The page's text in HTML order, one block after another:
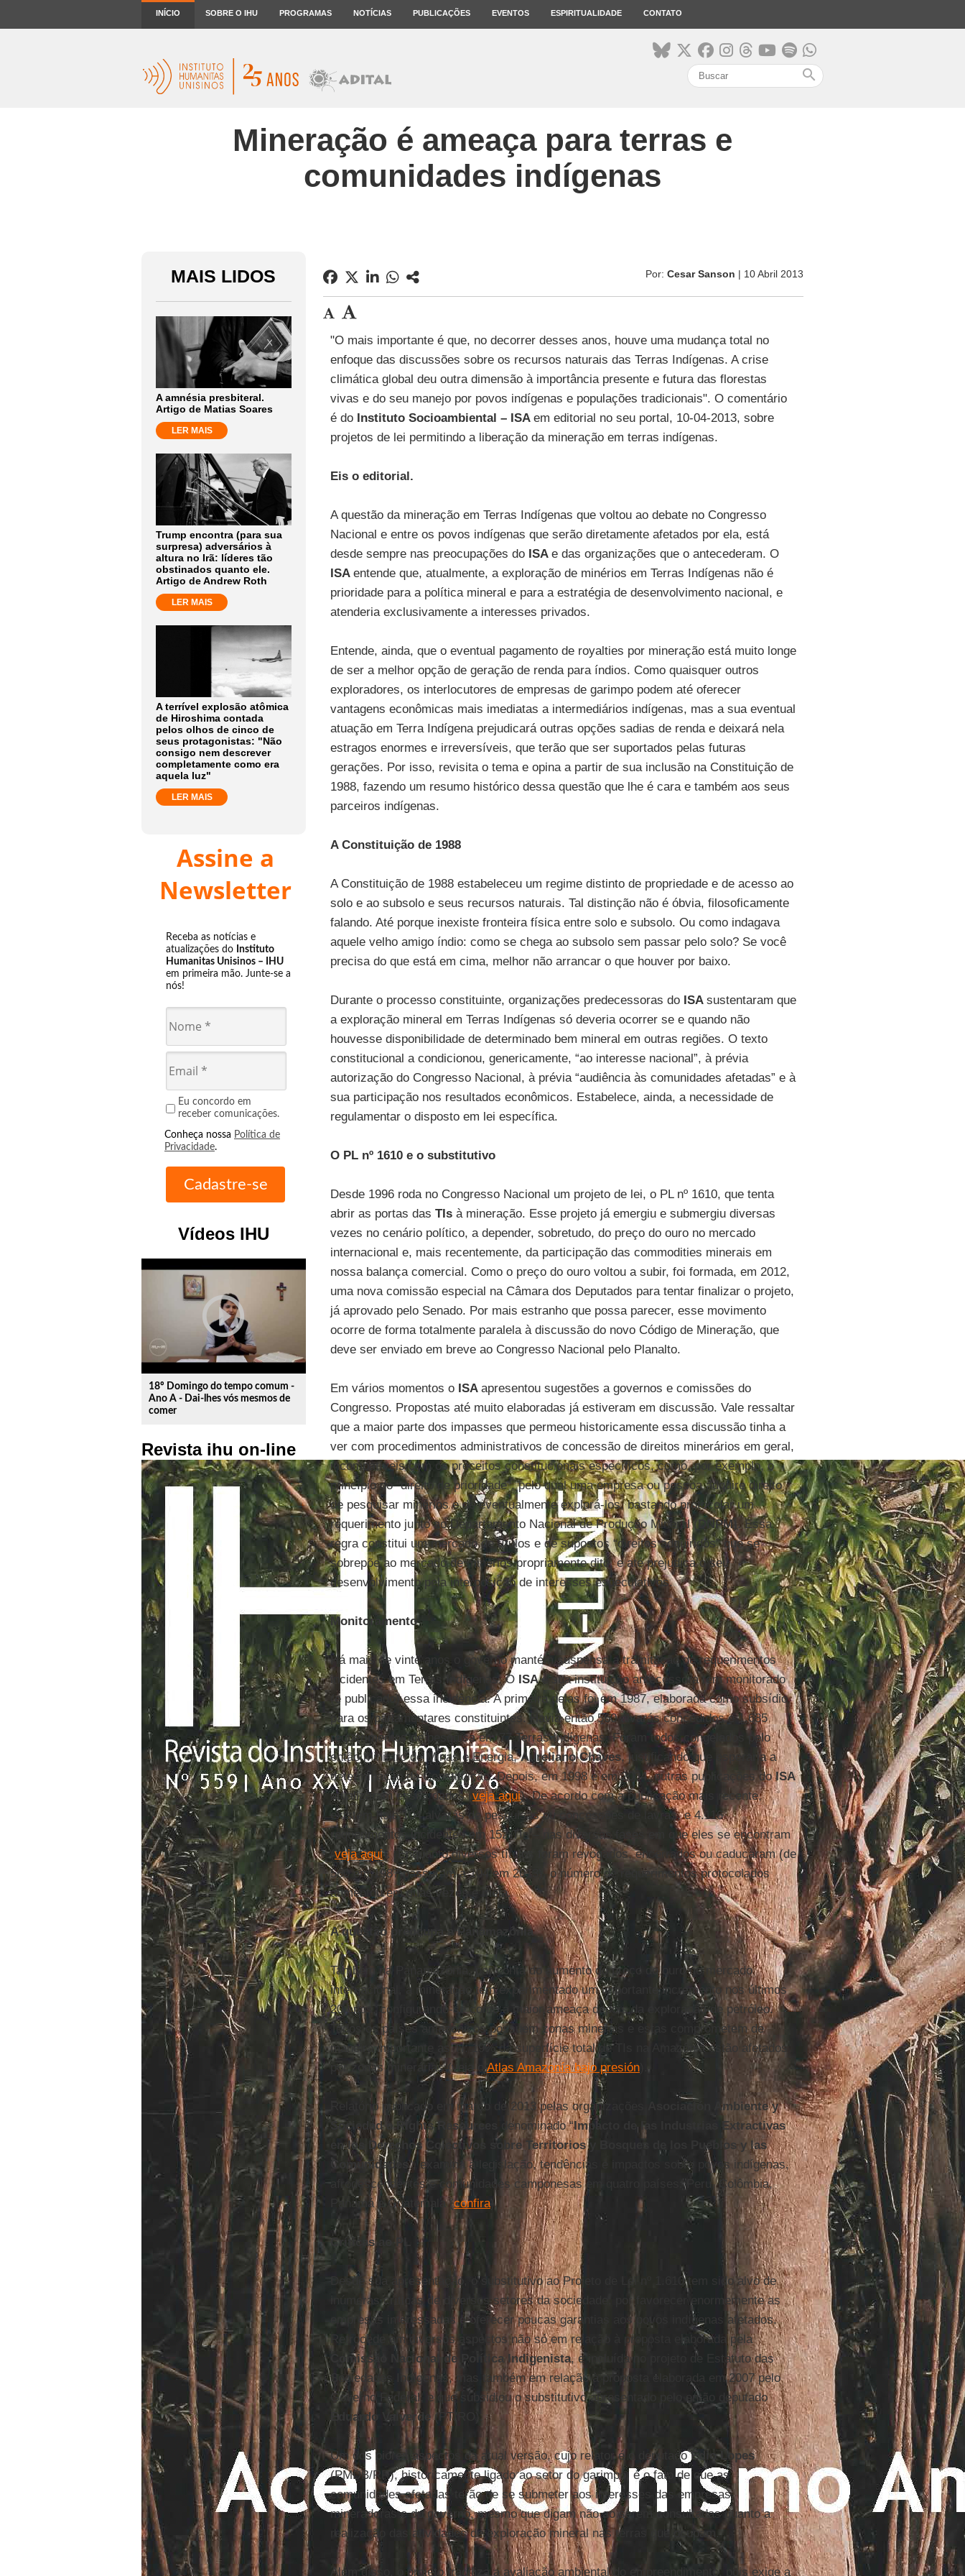
INÍCIO SOBRE O IHU PROGRAMAS NOTÍCIAS PUBLICAÇÕES EVENTOS ESPIRITUALIDADE CONTATO
search
Mineração é ameaça para terras e
comunidades indígenas
MAIS LIDOS
A amnésia presbiteral.
Artigo de Matias Soares
LER MAIS
Trump encontra (para sua
surpresa) adversários à
altura no Irã: líderes tão
obstinados quanto ele.
Artigo de Andrew Roth
LER MAIS
A terrível explosão atômica
de Hiroshima contada
pelos olhos de cinco de
seus protagonistas: "Não
consigo nem descrever
completamente como era
aquela luz"
LER MAIS
Assine a
Newsletter
Receba as notícias e
atualizações do Instituto
Humanitas Unisinos – IHU
em primeira mão. Junte-se a
nós!
Eu concordo em
receber comunicações.
Conheça nossa Política de
Privacidade.
Vídeos IHU
play_circle_outline
18º Domingo do tempo comum -
Ano A - Dai-lhes vós mesmos de
comer
Revista ihu on-line
Por: Cesar Sanson | 10 Abril 2013
"O mais importante é que, no decorrer desses anos, houve uma mudança total no
enfoque das discussões sobre os recursos naturais das Terras Indígenas. A crise
climática global deu outra dimensão à importância presente e futura das florestas
vivas e do seu manejo por povos indígenas e populações tradicionais". O comentário
é do Instituto Socioambiental – ISA em editorial no seu portal, 10-04-2013, sobre
projetos de lei permitindo a liberação da mineração em terras indígenas.
Eis o editorial.
A questão da mineração em Terras Indígenas que voltou ao debate no Congresso
Nacional e entre os povos indígenas que serão diretamente afetados por ela, está
desde sempre nas preocupações do ISA e das organizações que o antecederam. O
ISA entende que, atualmente, a exploração de minérios em Terras Indígenas não é
prioridade para a política mineral e para a estratégia de desenvolvimento nacional, e
atenderia exclusivamente a interesses privados.
Entende, ainda, que o eventual pagamento de royalties por mineração está muito longe
de ser a melhor opção de geração de renda para índios. Como quaisquer outros
exploradores, os interlocutores de empresas de garimpo podem até oferecer
vantagens econômicas mais imediatas a intermediários indígenas, mas a sua eventual
atuação em Terra Indígena prejudicará outras opções sadias de renda e deixará nela
estragos enormes e irreversíveis, que terão que ser suportados pelas futuras
gerações. Por isso, revisita o tema e opina a partir de sua inclusão na Constituição de
1988, fazendo um resumo histórico dessa questão que lhe é cara e também aos seus
parceiros indígenas.
A Constituição de 1988
A Constituição de 1988 estabeleceu um regime distinto de propriedade e de acesso ao
solo e ao subsolo e seus recursos naturais. Tal distinção não é óbvia, filosoficamente
falando. Até porque inexiste fronteira física entre solo e subsolo. Ou como indagava
aquele velho amigo índio: como se chega ao subsolo sem passar pelo solo? Se você
precisa do que está em cima, melhor não arrancar o que houver por baixo.
Durante o processo constituinte, organizações predecessoras do ISA sustentaram que
a exploração mineral em Terras Indígenas só deveria ocorrer se e quando não
houvesse disponibilidade de determinado bem mineral em outras regiões. O texto
constitucional a condicionou, genericamente, “ao interesse nacional”, à prévia
autorização do Congresso Nacional, à prévia “audiência às comunidades afetadas” e à
sua participação nos resultados econômicos. Estabelece, ainda, a necessidade de
regulamentar o disposto em lei específica.
O PL nº 1610 e o substitutivo
Desde 1996 roda no Congresso Nacional um projeto de lei, o PL nº 1610, que tenta
abrir as portas das TIs à mineração. Esse projeto já emergiu e submergiu diversas
vezes no cenário político, a depender, sobretudo, do preço do ouro no mercado
internacional e, mais recentemente, da participação das commodities minerais em
nossa balança comercial. Como o preço do ouro voltou a subir, foi formada, em 2012,
uma nova comissão especial na Câmara dos Deputados para tentar finalizar o projeto,
já aprovado pelo Senado. Por mais estranho que possa parecer, esse movimento
ocorre de forma totalmente paralela à discussão do novo Código de Mineração, que
deve ser enviado em breve ao Congresso Nacional pelo Planalto.
Em vários momentos o ISA apresentou sugestões a governos e comissões do
Congresso. Propostas até muito elaboradas já estiveram em discussão. Vale ressaltar
que a maior parte dos impasses que permeou historicamente essa discussão tinha a
ver com procedimentos administrativos de concessão de direitos minerários em geral,
incompatíveis com os preceitos constitucionais específicos, como, por exemplo, o
princípio do “direito de prioridade”, pelo qual uma empresa ou pessoa adquire direito
de pesquisar minérios e de eventualmente explorá-los, bastando protocolar um
requerimento junto ao Departamento Nacional de Produção Mineral (DNPM). Essa
regra constitui um mercado de títulos e de supostos “direitos adquiridos” que se
sobrepõe ao mercado de minérios propriamente dito, e até prejudica o seu
desenvolvimento pela interposição de interesses especulativos.
Monitoramento
Há mais de vinte anos o governo mantém suspensa a tramitação de requerimentos
incidentes em Terras Indígenas. O ISAe sua instituição antecessora tem monitorado
(e publicado) essa incidência. A primeira delas foi em 1987, elaborada como subsídio
para os parlamentares constituintes. Havia então 560 alvarás concedidos e 1.685
requerimentos de pesquisa em 77 Terras Indígenas. Foram todos congelados pelo
então ministro de Minas e Energia,Aureliano Chaves, justificando que esperaria a
determinação da Constituição. Depois, em 1998 e em 2004, outras publicações doISA
atualizaram esses dados ( veja aqui). De acordo com a publicação mais recente,
existem hoje 104 alvarás de pesquisas ou concessões de lavras, e 4.116
requerimentos incidentes em 152 TIs – nas diversas fases em que eles se encontram
(veja aqui). Enquanto diversos títulos foram revogados, encerrados ou caducaram (de
560 em 1987 passaram a 104 em 2013), o número de requerimentos protocolados
aumentou em duas vezes e meia.
A questão preocupa a Panamazônia
Também na Panamazônia, por conta do aumento do preço do ouro no mercado
internacional, a mineração tem experimentado um importante incremento nos últimos
20 anos, configurando-se como a maior ameaça depois da exploração de petróleo.
Todos os países amazônicos possuem zonas minerais e estas comprometem de
maneira importante as TI: 19% da superfície total de TIs na Amazônia estão afetados
por zonas minerárias (veja oAtlas Amazonía bajo presión).
Relatório publicado em março de 2013 pelas organizações
Asociación Ambiente y
Sociedad e Rights Resources
denominado “Impacto de las Industrias Extractivas
en los Derechos Colectivos sobre Territorios y Bosques de los Pueblos y las
Comunidades”, examina a legislação, tendências e impactos sobre povos indígenas,
afrodescendentes e comunidades camponesas em quatro países: Peru, Colômbia,
Panamá e Guatemala (confira).
Críticas ao PL
Desde sua apresentação, o substitutivo ao Projeto de Lei nº 1.610 tem sido alvo de
inúmeras críticas de diversos setores da sociedade, por favorecer enormemente as
empresas interessadas e oferecer poucas garantias aos povos indígenas afetados.
Retrocede em diversos aspectos não só em relação à proposta elaborada pela
Comissão Nacional de Política Indigenista, e incluída no projeto de Estatuto das
Sociedades Indígenas, mas também em relação à proposta elaborada em 2007 pelo
Governo Federal, e que subsidiou o substitutivo apresentado pelo então deputado
Eduardo Valverde(PT/RO).
Um dos piores aspectos da atual versão, cujo relator é o deputadoÉdio Lopes
(PMDB/RR), historicamente ligado ao setor do garimpo, é o fato de que as
comunidades afetadas terão de se submeter aos interesses das empresas
mineradoras e do governo, mesmo que digam não ao serem consultadas quanto a
realização das atividades de exploração mineral nas terras que ocupam.
Além disso, o projeto fragiliza a avaliação ambiental do empreendimento, pois exige a